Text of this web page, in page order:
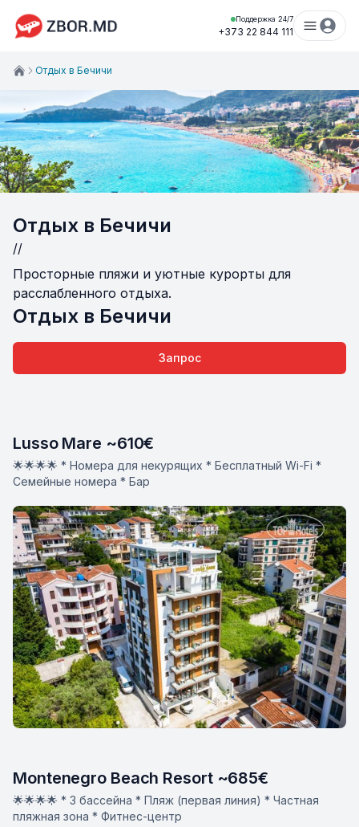
Поддержка 24/7
+373 22 844 111
Отдых в Бечичи
Отдых в Бечичи
//
Просторные пляжи и уютные курорты для
расслабленного отдыха.
Отдых в Бечичи
Запрос
Lusso Mare ~610€
🌟🌟🌟🌟 * Номера для некурящих * Бесплатный Wi-Fi *
Семейные номера * Бар
Montenegro Beach Resort ~685€
🌟🌟🌟🌟 * 3 бассейна * Пляж (первая линия) * Частная
пляжная зона * Фитнес-центр